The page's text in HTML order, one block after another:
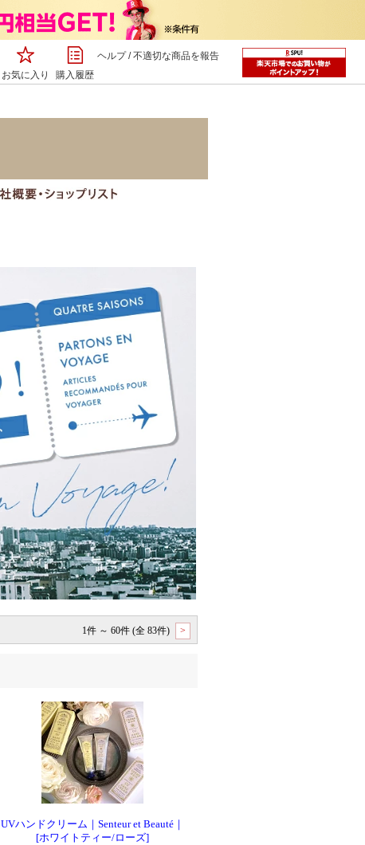
お気に入り 購入履歴
ヘルプ/不適切な商品を報告
1件 ～ 60件 (全 83件) >
UVハンドクリーム｜Senteur et Beauté｜
[ホワイトティー/ローズ]